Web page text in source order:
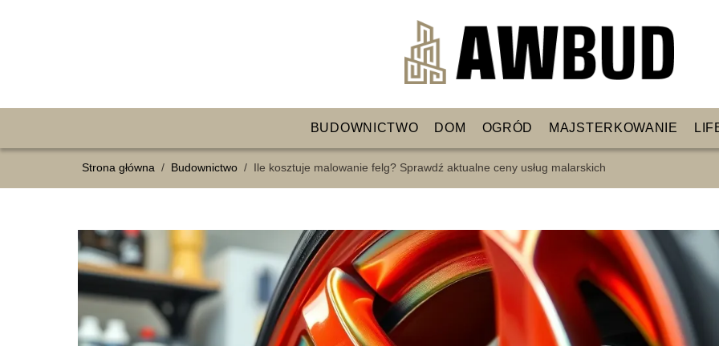
BUDOWNICTWO DOM OGRÓD MAJSTERKOWANIE
Strona główna / Budownictwo / Ile kosztuje malowanie felg? Sprawdź aktualne ceny usług malarskich